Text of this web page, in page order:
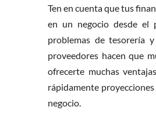
Ten en cuenta que tus
en un negocio desde el
problemas de tesorería
proveedores hacen que
ofrecerte muchas
rápidamente
negocio.